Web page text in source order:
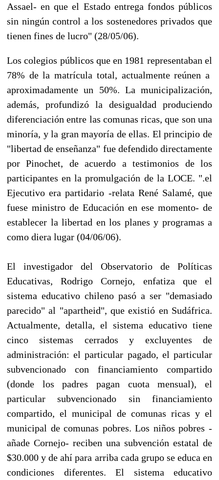
Assael- en que el Estado entrega fondos públicos
sin ningún control a los sostenedores privados que
tienen fines de lucro" (28/05/06).
Los colegios públicos que en 1981 representaban el
78% de la matrícula total, actualmente reúnen a
aproximadamente un 50%. La municipalización,
además, profundizó la desigualdad produciendo
diferenciación entre las comunas ricas, que son una
minoría, y la gran mayoría de ellas. El principio de
"libertad de enseñanza" fue defendido directamente
por Pinochet, de acuerdo a testimonios de los
participantes en la promulgación de la LOCE. ".el
Ejecutivo era partidario -relata René Salamé, que
fuese ministro de Educación en ese momento- de
establecer la libertad en los planes y programas a
como diera lugar (04/06/06).
El investigador del Observatorio de Políticas
Educativas, Rodrigo Cornejo, enfatiza que el
sistema educativo chileno pasó a ser "demasiado
parecido" al "apartheid", que existió en Sudáfrica.
Actualmente, detalla, el sistema educativo tiene
cinco sistemas cerrados y excluyentes de
administración: el particular pagado, el particular
subvencionado con financiamiento compartido
(donde los padres pagan cuota mensual), el
particular subvencionado sin financiamiento
compartido, el municipal de comunas ricas y el
municipal de comunas pobres. Los niños pobres -
añade Cornejo- reciben una subvención estatal de
$30.000 y de ahí para arriba cada grupo se educa en
condiciones diferentes. El sistema educativo